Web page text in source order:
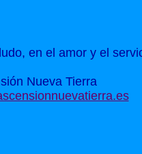
en el amor y el
Nueva Tierra